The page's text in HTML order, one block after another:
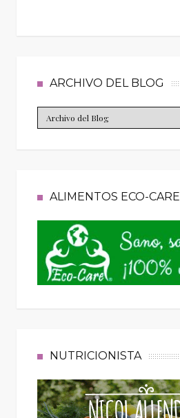
ARCHIVO DEL BLOG
ALIMENTOS ECO-CARE
NUTRICIONISTA